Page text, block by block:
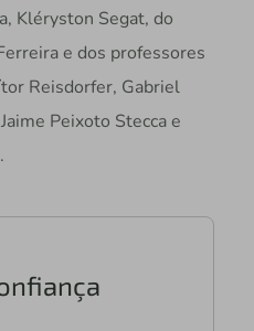
Kléryston Segat, do
e dos professores
Reisdorfer, Gabriel
Peixoto Stecca e